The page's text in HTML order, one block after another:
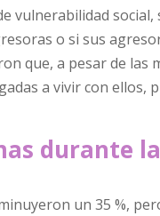
vulnerabilidad social,
o si sus
que, a pesar de las
a vivir con ellos,
durante la
un 35 %,